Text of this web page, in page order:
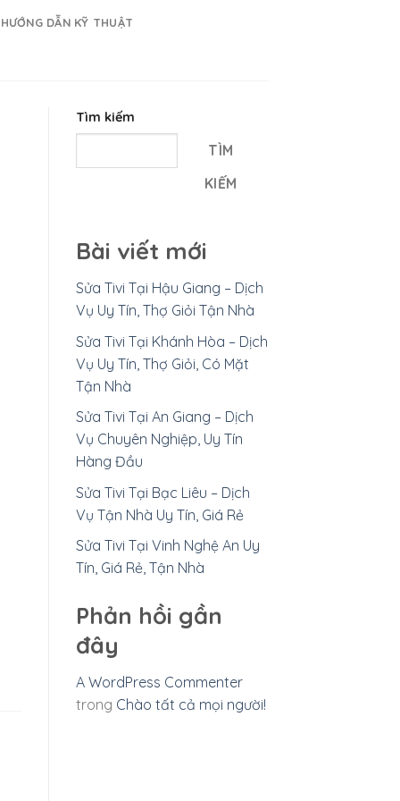
HƯỚNG DẪN KỸ THUẬT
Tìm kiếm
TÌM
KIẾM
Bài viết mới
Sửa Tivi Tại Hậu Giang – Dịch
Vụ Uy Tín, Thợ Giỏi Tận Nhà
Sửa Tivi Tại Khánh Hòa – Dịch
Vụ Uy Tín, Thợ Giỏi, Có Mặt
Tận Nhà
Sửa Tivi Tại An Giang – Dịch
Vụ Chuyên Nghiệp, Uy Tín
Hàng Đầu
Sửa Tivi Tại Bạc Liêu – Dịch
Vụ Tận Nhà Uy Tín, Giá Rẻ
Sửa Tivi Tại Vinh Nghệ An Uy
Tín, Giá Rẻ, Tận Nhà
Phản hồi gần
đây
A WordPress Commenter
trong Chào tất cả mọi người!